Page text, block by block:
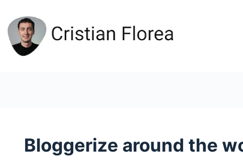
conținut
Bloggerize around the